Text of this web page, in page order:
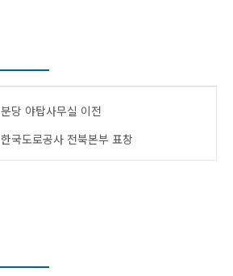
분당 야탑사무실 이전
한국도로공사 전북본부 표창